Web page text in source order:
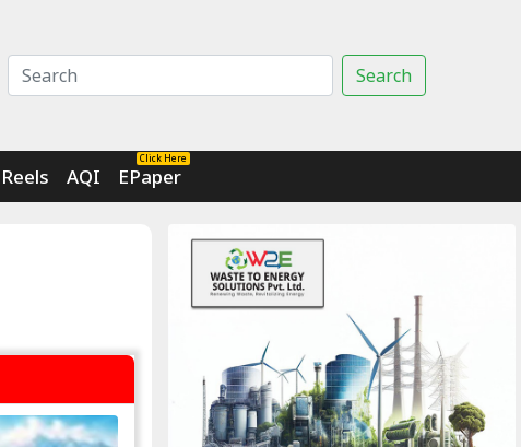
Search
Reels AQI
Click Here
EPaper